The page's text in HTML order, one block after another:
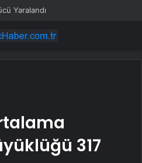
Yaralandı
317